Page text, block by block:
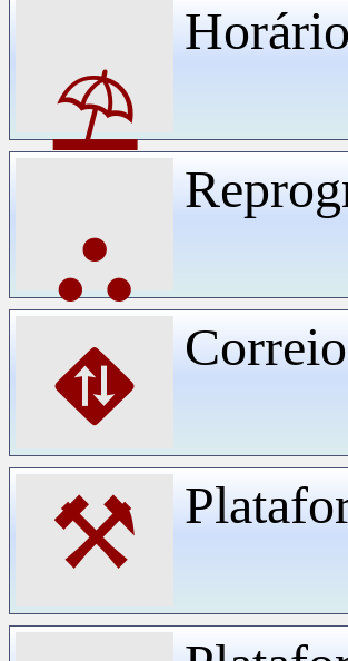
⛱
⛬
⛖
⚒